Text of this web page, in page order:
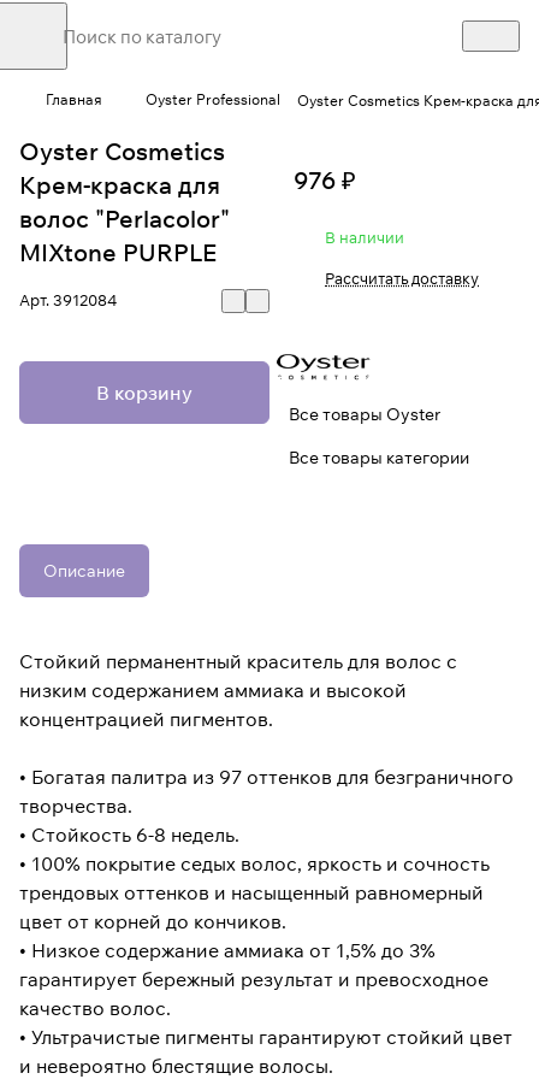
Главная Oyster Professional Oyster Cosmetics Крем-краска
Oyster Cosmetics
Крем-краска для
волос "Perlacolor"
MIXtone PURPLE
Арт.3912084
В корзину
976 ₽
В наличии
Рассчитать доставку
Все товары Oyster
Все товары категории
Описание
Стойкий перманентный краситель для волос с
низким содержанием аммиака и высокой
концентрацией пигментов.
• Богатая палитра из 97 оттенков для безграничного
творчества.
• Стойкость 6-8 недель.
• 100% покрытие седых волос, яркость и сочность
трендовых оттенков и насыщенный равномерный
цвет от корней до кончиков.
• Низкое содержание аммиака от 1,5% до 3%
гарантирует бережный результат и превосходное
качество волос.
• Ультрачистые пигменты гарантируют стойкий цвет
и невероятно блестящие волосы.